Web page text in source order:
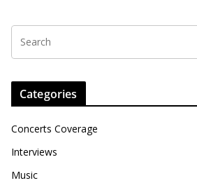
Categories
Concerts Coverage
Interviews
Music